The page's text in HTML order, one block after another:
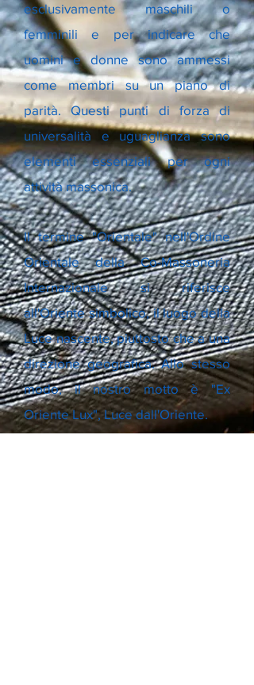
esclusivamente maschili o
femminili e per indicare che
uomini e donne sono ammessi
come membri su un piano di
parità. Questi punti di forza di
universalità e uguaglianza sono
elementi essenziali per ogni
attività massonica.
Il termine "Orientale" nell'Ordine
Orientale della Co-Massoneria
Internazionale si riferisce
all'Oriente simbolico, il luogo della
Luce nascente, piuttosto che a una
direzione geografica. Allo stesso
modo, il nostro motto è "Ex
Oriente Lux", Luce dall'Oriente.